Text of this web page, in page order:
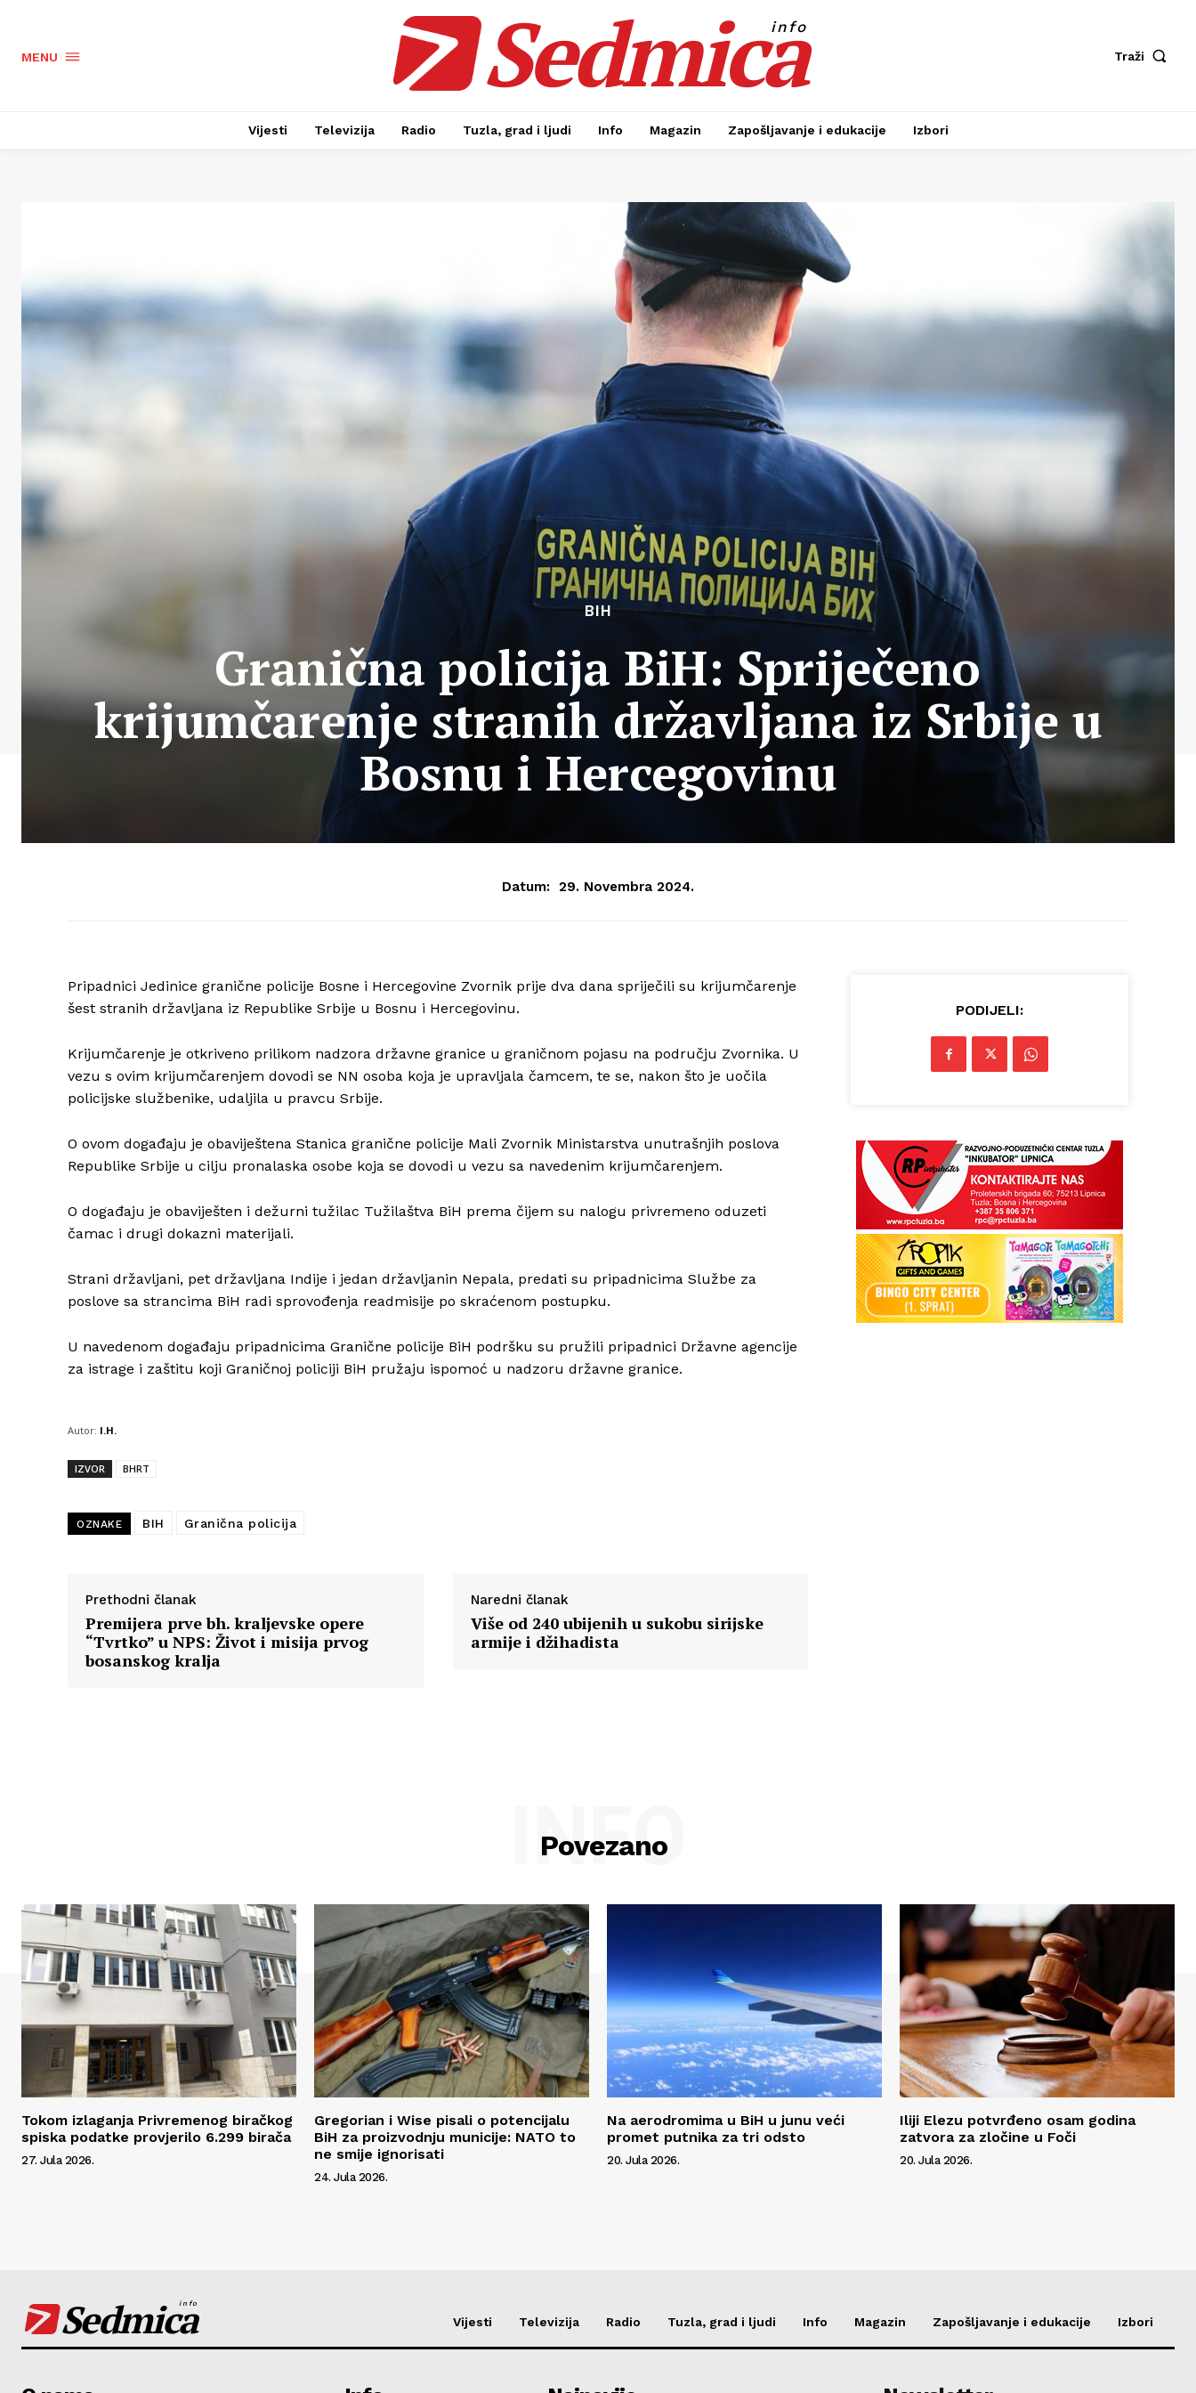
Info
O nama
MENU Sedmica
info
Traži
Vijesti Televizija Radio Tuzla, grad i ljudi Info Magazin Zapošljavanje i edukacije Izbori
BIH
Granična policija BiH: Spriječeno
krijumčarenje stranih državljana iz Srbije u
Bosnu i Hercegovinu
Datum: 29. Novembra 2024.
Pripadnici Jedinice granične policije Bosne i Hercegovine Zvornik prije dva dana spriječili su krijumčarenje
šest stranih državljana iz Republike Srbije u Bosnu i Hercegovinu.
Krijumčarenje je otkriveno prilikom nadzora državne granice u graničnom pojasu na području Zvornika. U
vezu s ovim krijumčarenjem dovodi se NN osoba koja je upravljala čamcem, te se, nakon što je uočila
policijske službenike, udaljila u pravcu Srbije.
O ovom događaju je obaviještena Stanica granične policije Mali Zvornik Ministarstva unutrašnjih poslova
Republike Srbije u cilju pronalaska osobe koja se dovodi u vezu sa navedenim krijumčarenjem.
O događaju je obaviješten i dežurni tužilac Tužilaštva BiH prema čijem su nalogu privremeno oduzeti
čamac i drugi dokazni materijali.
Strani državljani, pet državljana Indije i jedan državljanin Nepala, predati su pripadnicima Službe za
poslove sa strancima BiH radi sprovođenja readmisije po skraćenom postupku.
U navedenom događaju pripadnicima Granične policije BiH podršku su pružili pripadnici Državne agencije
za istrage i zaštitu koji Graničnoj policiji BiH pružaju ispomoć u nadzoru državne granice.
Autor: I.H.
IZVOR BHRT
OZNAKE BIH Granična policija
Prethodni članak
Premijera prve bh. kraljevske opere
“Tvrtko” u NPS: Život i misija prvog
bosanskog kralja
Naredni članak
Više od 240 ubijenih u sukobu sirijske
armije i džihadista
PODIJELI:
Povezano
INFO
Tokom izlaganja Privremenog biračkog
spiska podatke provjerilo 6.299 birača
27. Jula 2026.
Gregorian i Wise pisali o potencijalu
BiH za proizvodnju municije: NATO to
ne smije ignorisati
24. Jula 2026.
Na aerodromima u BiH u junu veći
promet putnika za tri odsto
20. Jula 2026.
Iliji Elezu potvrđeno osam godina
zatvora za zločine u Foči
20. Jula 2026.
Sedmica
info
Vijesti Televizija Radio Tuzla, grad i ljudi Info Magazin Zapošljavanje i edukacije Izbori